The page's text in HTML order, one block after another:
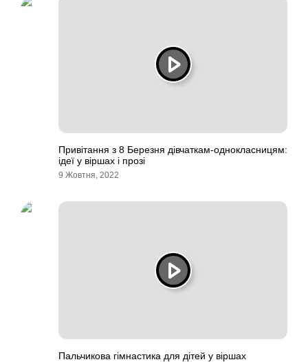
Привітання з 8 Березня дівчаткам-однокласницям:
ідеї у віршах і прозі
9 Жовтня, 2022
Пальчикова гімнастика для дітей у віршах